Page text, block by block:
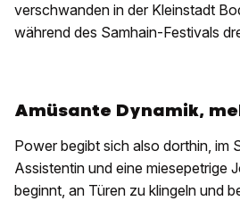
verschwanden in der Kleinstadt
während des Samhain-Festivals
Amüsante Dynamik,
Power begibt sich also dorthin, im
Assistentin und eine miesepetrige
beginnt, an Türen zu klingeln und